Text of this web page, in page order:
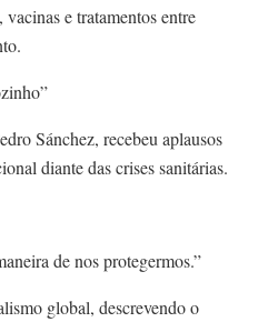
e tratamentos entre
Sánchez, recebeu aplausos
diante das crises sanitárias.
de nos protegermos.”
global, descrevendo o